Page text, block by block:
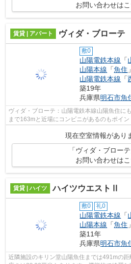
お問い合わせは
賃貸 | アパート ヴィダ・ブローテ
敷0
山陽電鉄本線 「
山陽本線 「魚住
山陽電鉄本線 「
築19年
兵庫県明石市魚
ヴィダ・ブローテ：山陽電鉄本線山陽魚住に
まで163mと近場にコンビニがあるのもポイン
可能な、7分に立地する物件です♪一日...
現在空室情報があり
「ヴィダ・ブロー
お問い合わせは
賃貸 | ハイツ ハイツウエストⅡ
敷0 礼0
山陽電鉄本線 「
山陽本線 「魚住
築11年
兵庫県明石市魚
近隣施設のキリン堂山陽魚住までは491mの